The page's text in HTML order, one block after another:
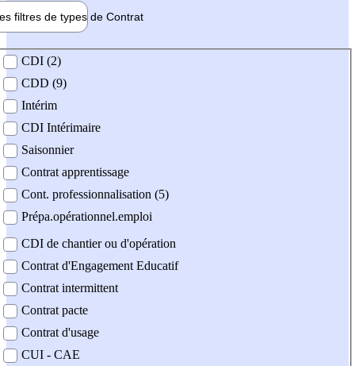
filtres de types de Contrat
contrat
CDI (2)
CDD (9)
Intérim
CDI Intérimaire
Saisonnier
Contrat apprentissage
Cont. professionnalisation (5)
Prépa.opérationnel.emploi
CDI de chantier ou d'opération
Contrat d'Engagement Educatif
Contrat intermittent
Contrat pacte
Contrat d'usage
CUI - CAE